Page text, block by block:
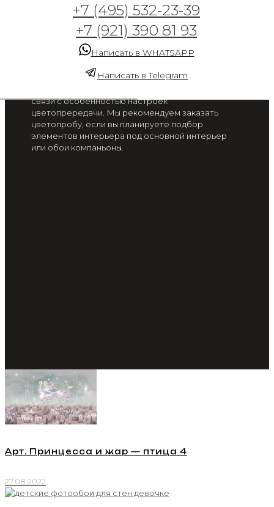
+7 (495) 532-23-39
+7 (921) 390 81 93
Написать в WHATSAPP
Написать в Telegram
Арт. Принцесса и жар —
птица 3
от 2 300 руб. / м2
Цвет на экране вашего смартфона или монитора
связи с особенностью настроек
цветопрередачи. Мы рекомендуем заказать
цветопробу, если вы планируете подбор
элементов интерьера под основной интерьер
или обои компаньоны.
Арт. Принцесса и жар — птица 4
27.08.2022